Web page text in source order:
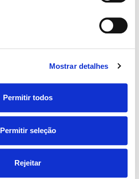
Mostrar detalhes
Permitir todos
Permitir seleção
Rejeitar